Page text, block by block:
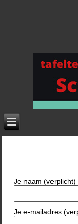
Je naam (verplicht)
Je e-mailadres